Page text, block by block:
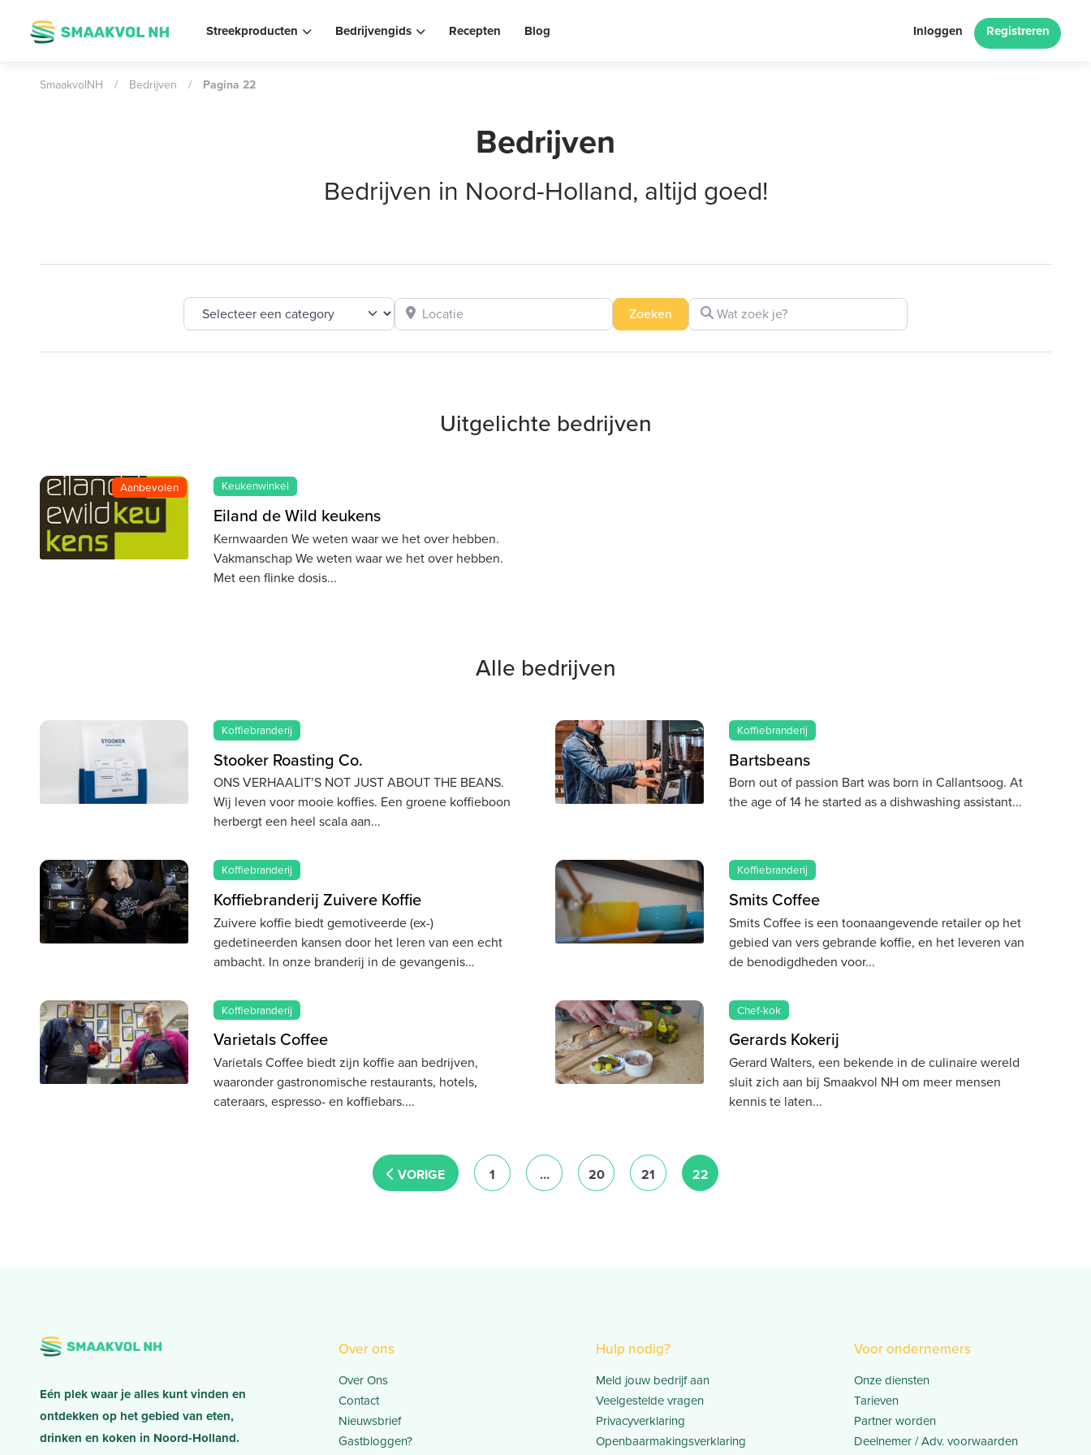
Streekproducten Bedrijvengids Recepten Blog Inloggen Registreren
SmaakvolNH / Bedrijven / Pagina 22
Bedrijven
Bedrijven in Noord-Holland, altijd goed!
Selecteer een category Wat zoek je?
Locatie Zoeken Zoeken
Uitgelichte bedrijven
Aanbevolen Keukenwinkel
Eiland de Wild keukens
Kernwaarden We weten waar we het over hebben.
Vakmanschap We weten waar we het over hebben.
Met een flinke dosis
Alle bedrijven
Koffiebranderij
Stooker Roasting Co.
ONS VERHAALIT’S NOT JUST ABOUT THE BEANS.
Wij leven voor mooie koffies. Een groene koffieboon
herbergt een heel scala aan
Koffiebranderij
Bartsbeans
Born out of passion Bart was born in Callantsoog. At
the age of 14 he started as a dishwashing assistant
Koffiebranderij
Koffiebranderij Zuivere Koffie
Zuivere koffie biedt gemotiveerde (ex-)
gedetineerden kansen door het leren van een echt
ambacht. In onze branderij in de gevangenis
Koffiebranderij
Smits Coffee
Smits Coffee is een toonaangevende retailer op het
gebied van vers gebrande koffie, en het leveren van
de benodigdheden voor
Koffiebranderij
Varietals Coffee
Varietals Coffee biedt zijn koffie aan bedrijven,
waaronder gastronomische restaurants, hotels,
cateraars, espresso- en koffiebars.
Chef-kok
Gerards Kokerij
Gerard Walters, een bekende in de culinaire wereld
sluit zich aan bij Smaakvol NH om meer mensen
kennis te laten
NEWER POSTS 1 … 20 21 22
Eén plek waar je alles kunt vinden en
ontdekken op het gebied van eten,
drinken en koken in Noord-Holland.
Over ons
Over Ons
Contact
Nieuwsbrief
Gastbloggen?
Hulp nodig?
Meld jouw bedrijf aan
Veelgestelde vragen
Privacyverklaring
Openbaarmakingsverklaring
Voor ondernemers
Onze diensten
Tarieven
Partner worden
Deelnemer / Adv. voorwaarden